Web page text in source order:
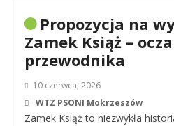
Propozycja na
Zamek Książ –
przewodnika
10 czerwca, 2026
WTZ PSONI Mokrzeszów
Zamek Książ to niezwykła